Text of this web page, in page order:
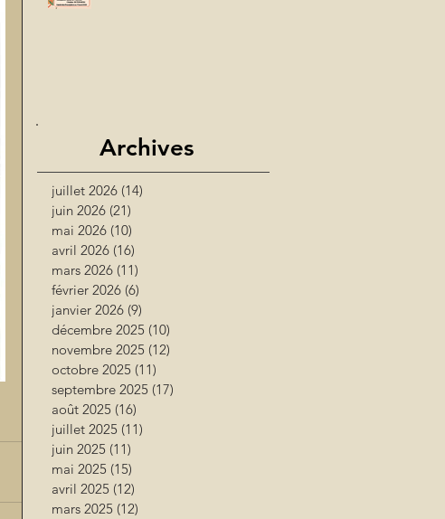
Archives
juillet 2026 (14)
juin 2026 (21)
mai 2026 (10)
avril 2026 (16)
mars 2026 (11)
février 2026 (6)
janvier 2026 (9)
décembre 2025 (10)
novembre 2025 (12)
octobre 2025 (11)
septembre 2025 (17)
août 2025 (16)
juillet 2025 (11)
juin 2025 (11)
mai 2025 (15)
avril 2025 (12)
mars 2025 (12)